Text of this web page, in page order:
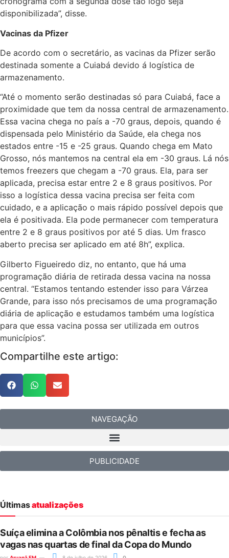
disponibilizada”, disse.
Vacinas da Pfizer
De acordo com o secretário, as vacinas da Pfizer serão
destinada somente a Cuiabá devido á logística de
armazenamento.
“Até o momento serão destinadas só para Cuiabá, face a
proximidade que tem da nossa central de armazenamento.
Essa vacina chega no país a -70 graus, depois, quando é
dispensada pelo Ministério da Saúde, ela chega nos
estados entre -15 e -25 graus. Quando chega em Mato
Grosso, nós mantemos na central ela em -30 graus. Lá nós
temos freezers que chegam a -70 graus. Ela, para ser
aplicada, precisa estar entre 2 e 8 graus positivos. Por
isso a logística dessa vacina precisa ser feita com
cuidado, e a aplicação o mais rápido possível depois que
ela é positivada. Ela pode permanecer com temperatura
entre 2 e 8 graus positivos por até 5 dias. Um frasco
aberto precisa ser aplicado em até 8h”, explica.
Gilberto Figueiredo diz, no entanto, que há uma
programação diária de retirada dessa vacina na nossa
central. “Estamos tentando estender isso para Várzea
Grande, para isso nós precisamos de uma programação
diária de aplicação e estudamos também uma logística
para que essa vacina possa ser utilizada em outros
municípios”.
Compartilhe este artigo:
NAVEGAÇÃO
PUBLICIDADE
Últimasatualizações
Suíça elimina a Colômbia nos pênaltis e fecha as
vagas nas quartas de final da Copa do Mundo